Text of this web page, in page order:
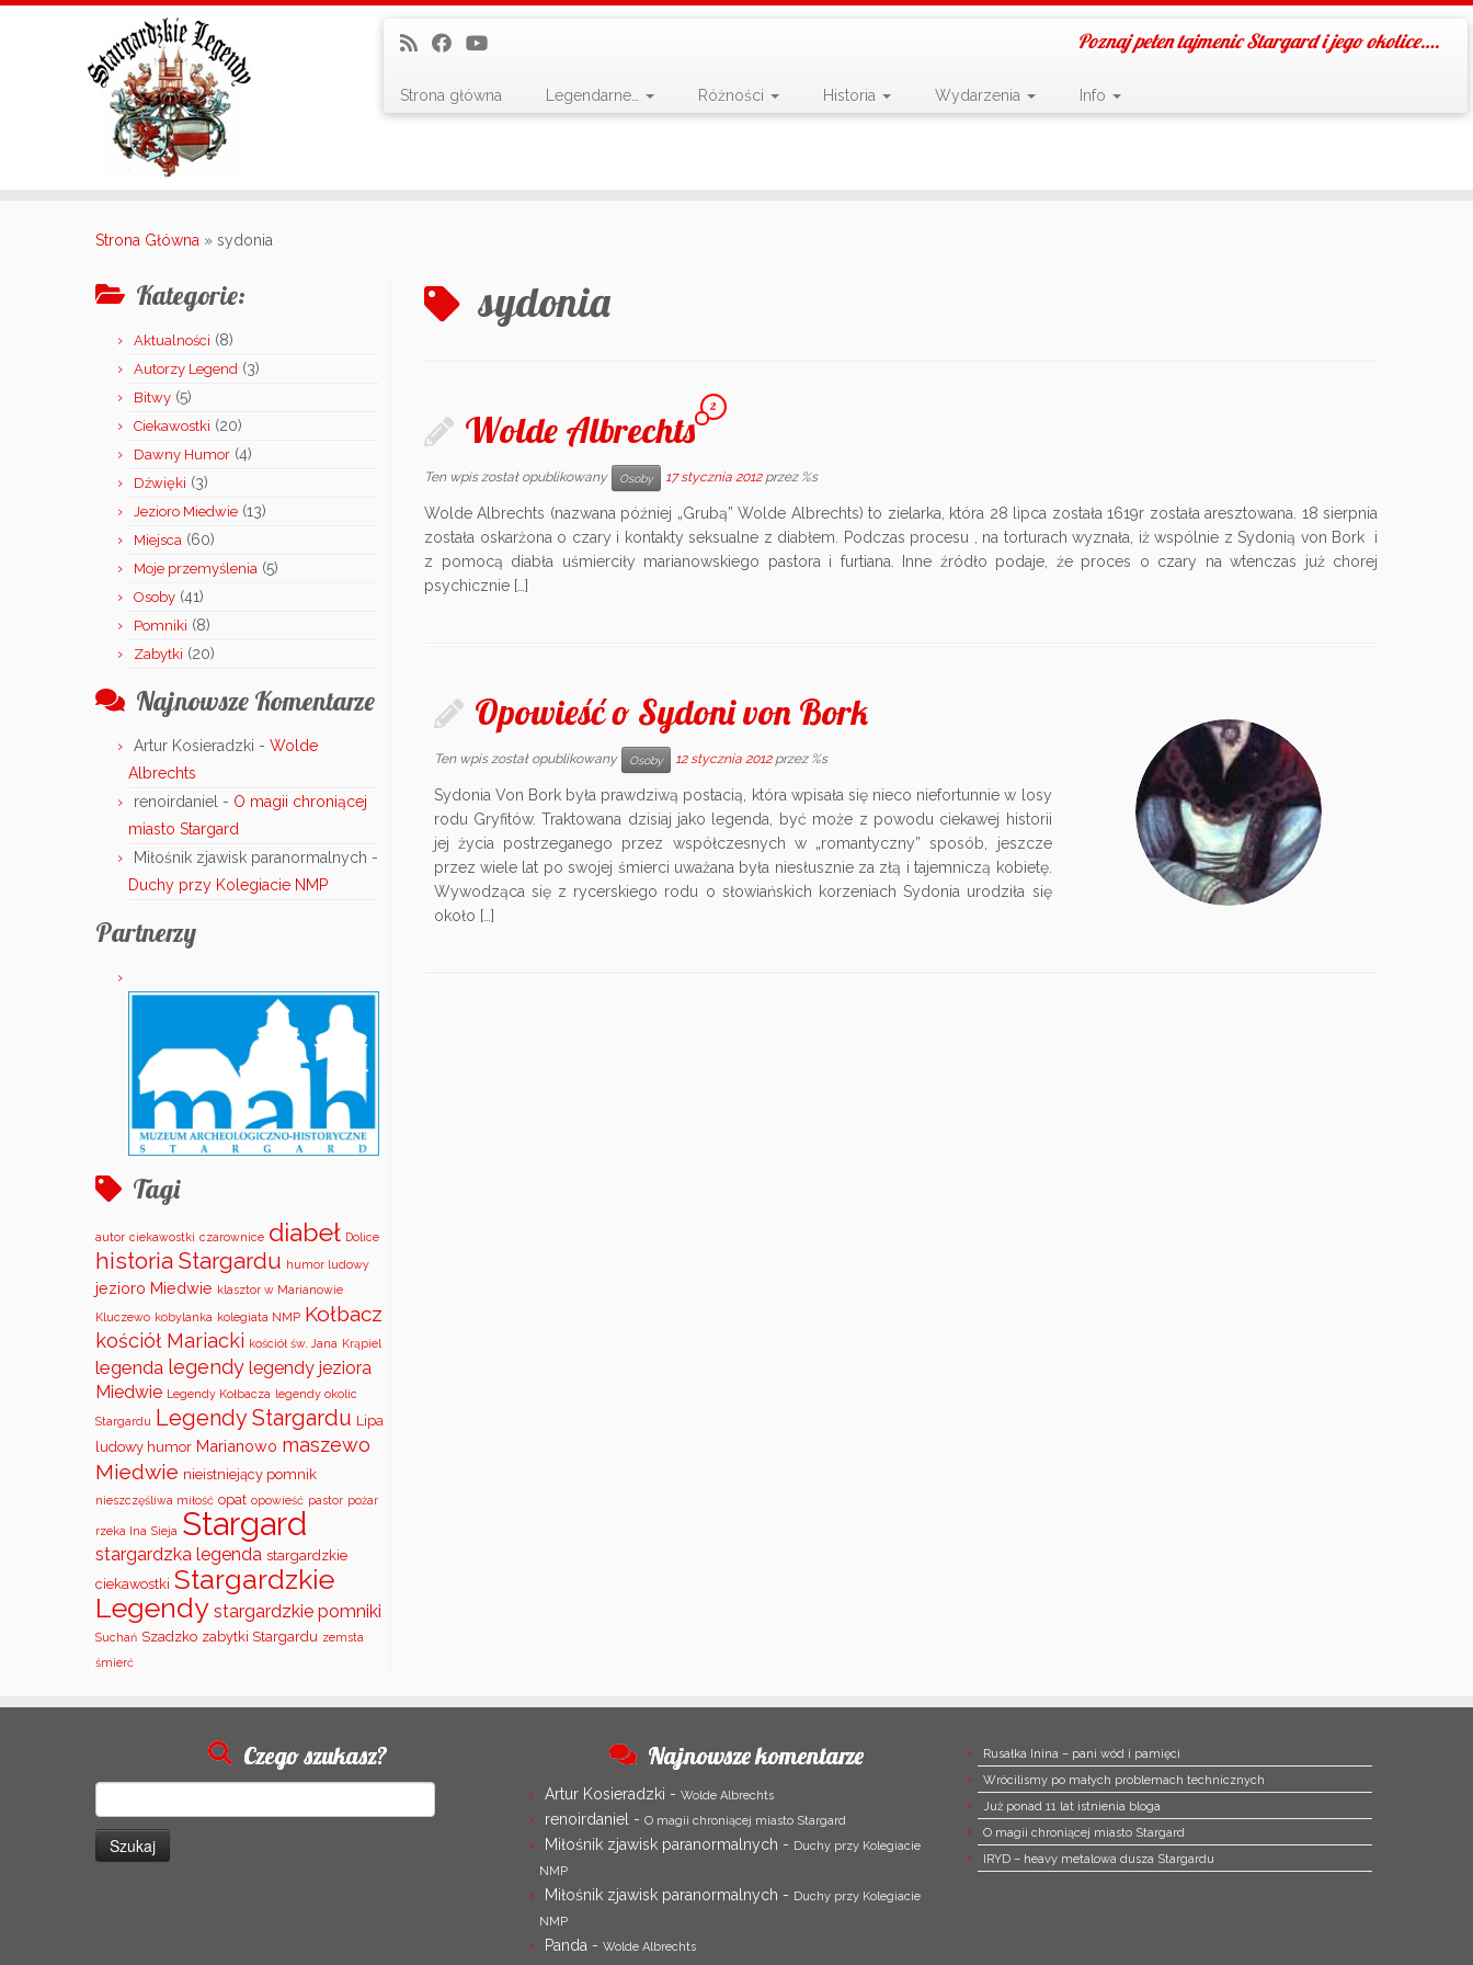
Poznaj pełen tajmenic Stargard i jego okolice….
Strona główna Legendarne… Różności Historia Wydarzenia Info
Strona Główna » sydonia
Kategorie:
Aktualności (8)
Autorzy Legend (3)
Bitwy (5)
Ciekawostki (20)
Dawny Humor (4)
Dźwięki (3)
Jezioro Miedwie (13)
Miejsca (60)
Moje przemyślenia (5)
Osoby (41)
Pomniki (8)
Zabytki (20)
Najnowsze Komentarze
Artur Kosieradzki - Wolde
Albrechts
renoirdaniel - O magii chroniącej
miasto Stargard
Miłośnik zjawisk paranormalnych -
Duchy przy Kolegiacie NMP
Partnerzy
Tagi
autor ciekawostki czarownice diabeł Dolice
historia Stargardu humor ludowy
jezioro Miedwie klasztor w Marianowie
Kluczewo kobylanka kolegiata NMP Kołbacz
kościół Mariacki kościół św. Jana Krąpiel
legenda legendy legendy jeziora
Miedwie Legendy Kołbacza legendy okolic
Stargardu Legendy Stargardu Lipa
ludowy humor Marianowo maszewo
Miedwie nieistniejący pomnik
nieszczęśliwa miłość opat opowieść pastor pożar
rzeka Ina Sieja Stargard
stargardzka legenda stargardzkie
ciekawostki Stargardzkie
Legendy stargardzkie pomniki
Suchań Szadzko zabytki Stargardu zemsta
śmierć
sydonia
Wolde Albrechts
2
Ten wpis został opublikowany Osoby 17 stycznia 2012 przez %s
Wolde Albrechts (nazwana później „Grubą” Wolde Albrechts) to zielarka, która 28 lipca została 1619r została aresztowana. 18 sierpnia
została oskarżona o czary i kontakty seksualne z diabłem. Podczas procesu , na torturach wyznała, iż wspólnie z Sydonią von Bork i
z pomocą diabła uśmierciły marianowskiego pastora i furtiana. Inne źródło podaje, że proces o czary na wtenczas już chorej
psychicznie […]
Opowieść o Sydoni von Bork
Ten wpis został opublikowany Osoby 12 stycznia 2012 przez %s
Sydonia Von Bork była prawdziwą postacią, która wpisała się nieco niefortunnie w losy
rodu Gryfitów. Traktowana dzisiaj jako legenda, być może z powodu ciekawej historii
jej życia postrzeganego przez współczesnych w „romantyczny” sposób, jeszcze
przez wiele lat po swojej śmierci uważana była niesłusznie za złą i tajemniczą kobietę.
Wywodząca się z rycerskiego rodu o słowiańskich korzeniach Sydonia urodziła się
około […]
Czego szukasz? Najnowsze komentarze
Artur Kosieradzki - Wolde Albrechts
renoirdaniel - O magii chroniącej miasto Stargard
Miłośnik zjawisk paranormalnych - Duchy przy Kolegiacie
NMP
Miłośnik zjawisk paranormalnych - Duchy przy Kolegiacie
NMP
Panda - Wolde Albrechts
Rusałka Inina – pani wód i pamięci
Wrócilismy po małych problemach technicznych
Już ponad 11 lat istnienia bloga
O magii chroniącej miasto Stargard
IRYD – heavy metalowa dusza Stargardu